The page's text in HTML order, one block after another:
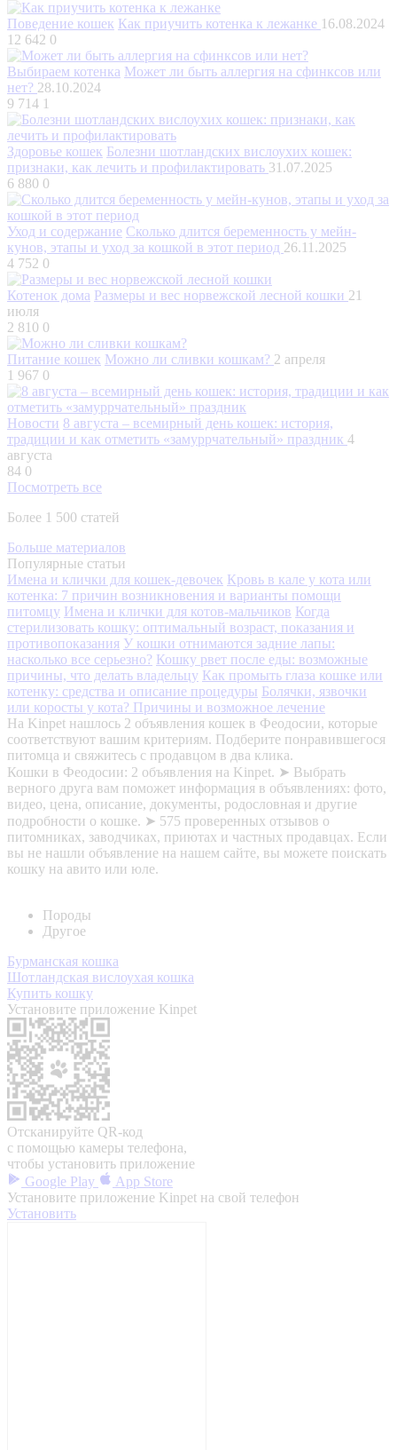
Поведение кошек Как приучить котенка к лежанке 16.08.2024
12 642 0
Выбираем котенка Может ли быть аллергия на сфинксов или
нет? 28.10.2024
9 714 1
Здоровье кошек Болезни шотландских вислоухих кошек:
признаки, как лечить и профилактировать 31.07.2025
6 880 0
Уход и содержание Сколько длится беременность у мейн-
кунов, этапы и уход за кошкой в этот период 26.11.2025
4 752 0
Котенок дома Размеры и вес норвежской лесной кошки 21
июля
2 810 0
Питание кошек Можно ли сливки кошкам? 2 апреля
1 967 0
Новости 8 августа – всемирный день кошек: история,
традиции и как отметить «замуррчательный» праздник 4
августа
84 0
Посмотреть все
Более 1 500 статей
Больше материалов
Популярные статьи
Имена и клички для кошек-девочек Кровь в кале у кота или
котенка: 7 причин возникновения и варианты помощи
питомцу Имена и клички для котов-мальчиков Когда
стерилизовать кошку: оптимальный возраст, показания и
противопоказания У кошки отнимаются задние лапы:
насколько все серьезно? Кошку рвет после еды: возможные
причины, что делать владельцу Как промыть глаза кошке или
котенку: средства и описание процедуры Болячки, язвочки
или коросты у кота? Причины и возможное лечение
На Kinpet нашлось 2 объявления кошек в Феодосии, которые
соответствуют вашим критериям. Подберите понравившегося
питомца и свяжитесь с продавцом в два клика.
Кошки в Феодосии: 2 объявления на Kinpet. ➤ Выбрать
верного друга вам поможет информация в объявлениях: фото,
видео, цена, описание, документы, родословная и другие
подробности о кошке. ➤ 575 проверенных отзывов о
питомниках, заводчиках, приютах и частных продавцах. Если
вы не нашли объявление на нашем сайте, вы можете поискать
кошку на авито или юле.
Породы
Другое
Бурманская кошка
Шотландская вислоухая кошка
Купить кошку
Установите приложение Kinpet
Отсканируйте QR-код
с помощью камеры телефона,
чтобы установить приложение
Google Play
App Store
Установите приложение Kinpet на свой телефон
Установить